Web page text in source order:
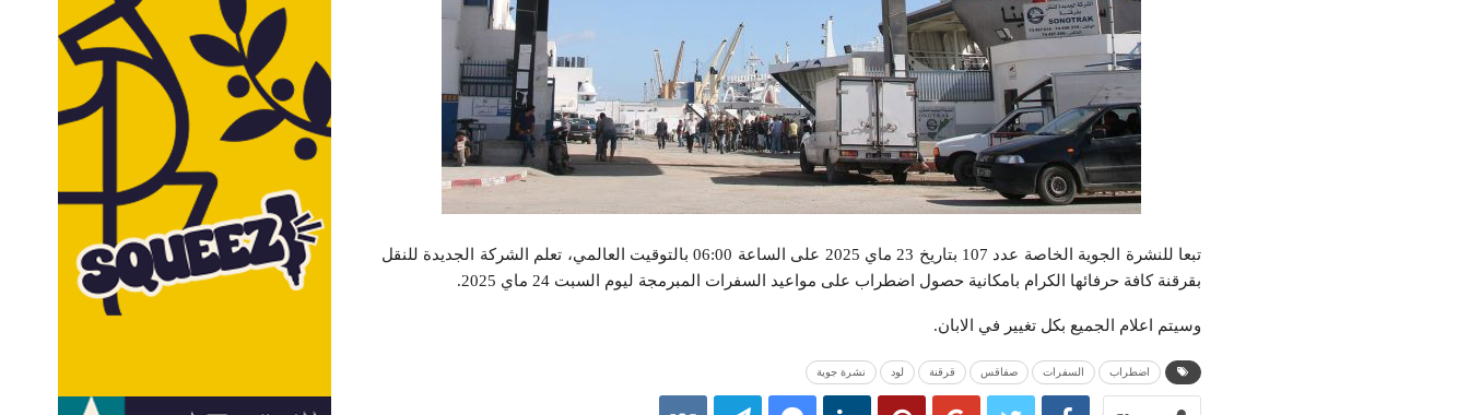
تبعا للنشرة الجوية الخاصة عدد 107 بتاريخ 23 ماي 2025 على الساعة 06:00 بالتوقيت العالمي، تعلم الشركة الجديدة للنقل
بقرقنة كافة حرفائها الكرام بامكانية حصول اضطراب على مواعيد السفرات المبرمجة ليوم السبت 24 ماي 2025.
وسيتم اعلام الجميع بكل تغيير في الابان.
اضطراب السفرات صفاقس قرقنة لود نشرة جوية